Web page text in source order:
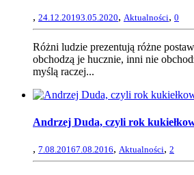
, 24.12.20193.05.2020, Aktualności, 0
Różni ludzie prezentują różne
obchodzą je hucznie, inni nie
myślą raczej...
Andrzej Duda, czyli rok
, 7.08.20167.08.2016, Aktualności, 2